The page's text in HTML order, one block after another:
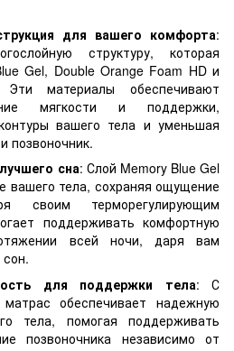
для вашего комфорта:
структуру, которая
Gel, Double Orange Foam HD и
материалы обеспечивают
мягкости и поддержки,
вашего тела и уменьшая
позвоночник.
сна: Слой Memory Blue Gel
вашего тела, сохраняя ощущение
своим терморегулирующим
поддерживать комфортную
всей ночи, даря вам
для поддержки тела: С
обеспечивает надежную
тела, помогая поддерживать
позвоночника независимо от